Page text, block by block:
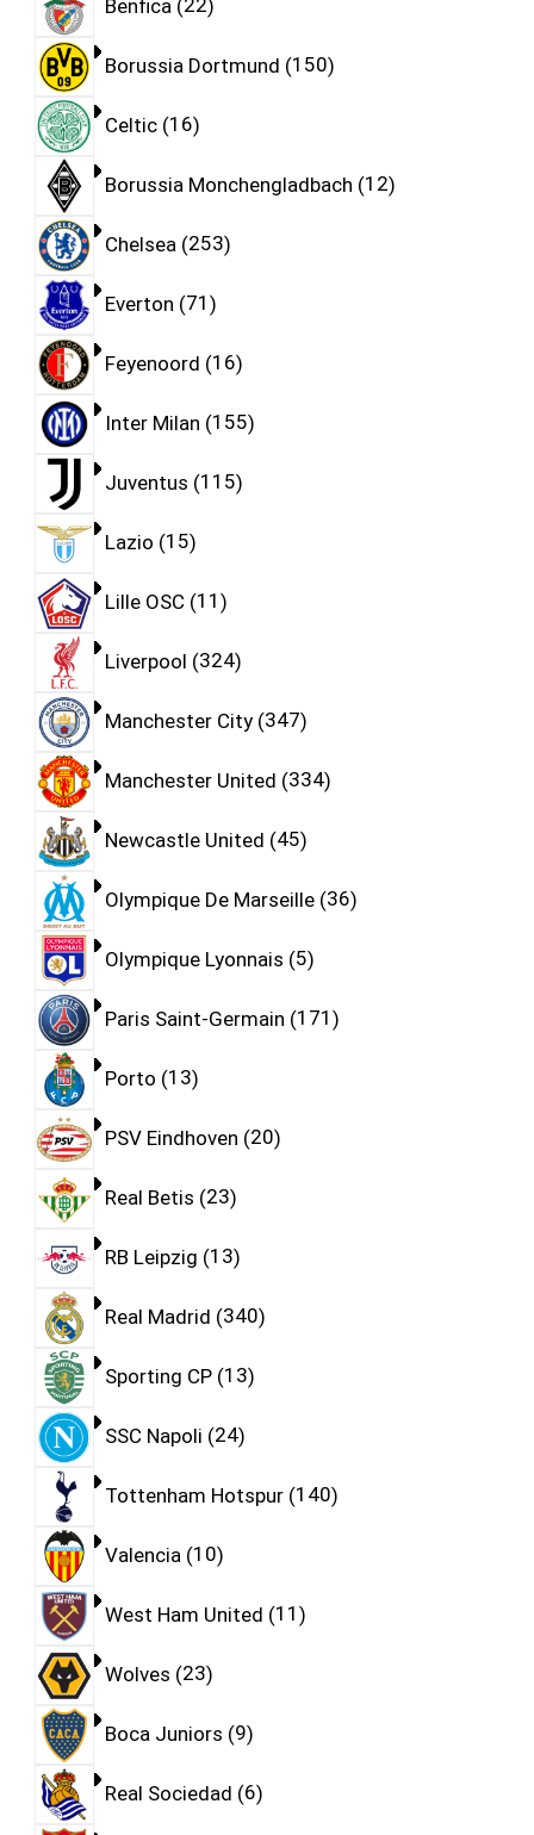
Benfica 22
Borussia Dortmund 150
Celtic 16
Borussia Monchengladbach 12
Chelsea 253
Everton 71
Feyenoord 16
Inter Milan 155
Juventus 115
Lazio 15
Lille OSC 11
Liverpool 324
Manchester City 347
Manchester United 334
Newcastle United 45
Olympique De Marseille 36
Olympique Lyonnais 5
Paris Saint-Germain 171
Porto 13
PSV Eindhoven 20
Real Betis 23
RB Leipzig 13
Real Madrid 340
Sporting CP 13
SSC Napoli 24
Tottenham Hotspur 140
Valencia 10
West Ham United 11
Wolves 23
Boca Juniors 9
Real Sociedad 6